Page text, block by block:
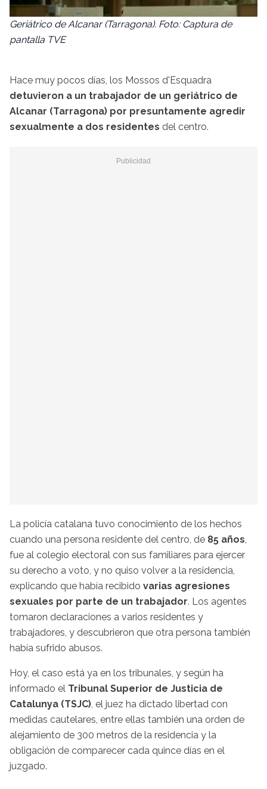
Geriátrico de Alcanar (Tarragona). Foto: Captura de
pantalla TVE
Hace muy pocos días, los Mossos d'Esquadra
detuvieron a un trabajador de un geriátrico de
Alcanar (Tarragona) por presuntamente agredir
sexualmente a dos residentes del centro.
La policía catalana tuvo conocimiento de los hechos
cuando una persona residente del centro, de 85 años,
fue al colegio electoral con sus familiares para ejercer
su derecho a voto, y no quiso volver a la residencia,
explicando que había recibido varias agresiones
sexuales por parte de un trabajador. Los agentes
tomaron declaraciones a varios residentes y
trabajadores, y descubrieron que otra persona también
había sufrido abusos.
Hoy, el caso está ya en los tribunales, y según ha
informado el Tribunal Superior de Justicia de
Catalunya (TSJC), el juez ha dictado libertad con
medidas cautelares, entre ellas también una orden de
alejamiento de 300 metros de la residencia y la
obligación de comparecer cada quince días en el
juzgado.